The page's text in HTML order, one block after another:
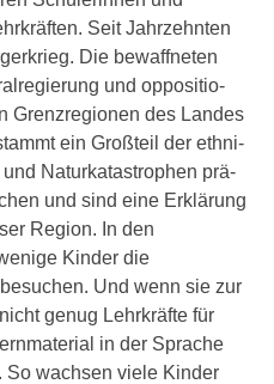
Seit Jahrzehnten
Die bewaff­ne­ten
und oppo­si­tio­
Grenzregionen des Landes
ein Großteil der eth­ni­
Naturkatastrophen prä­
und sind eine Erklärung
Region. In den
Kinder die
Und wenn sie zur
genug Lehrkräfte für
in der Sprache
wach­sen vie­le Kinder